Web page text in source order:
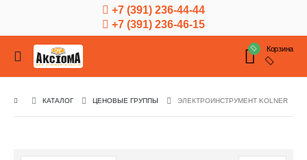
+7 (391) 236-44-44
+7 (391) 236-46-15
Корзина
КАТАЛОГ ЦЕНОВЫЕ ГРУППЫ ЭЛЕКТРОИНСТРУМЕНТ KOLNER